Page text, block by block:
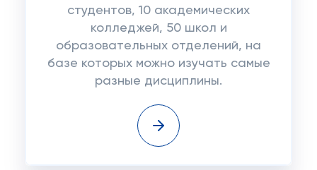
студентов, 10 академических
колледжей, 50 школ и
образовательных отделений, на
базе которых можно изучать самые
разные дисциплины.